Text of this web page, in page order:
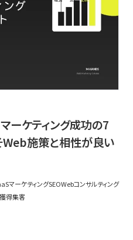
ーケティング成功の7
施策と相性が良い
マーケティングSEOWebコンサルティング
得集客